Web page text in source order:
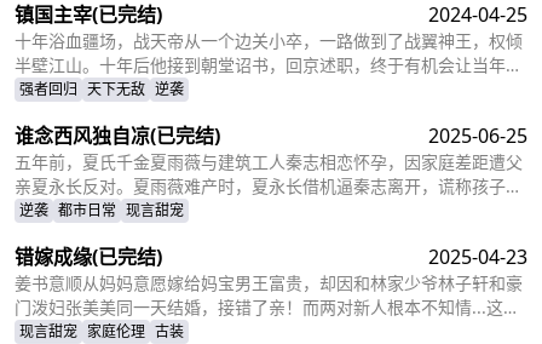
贵，成为人人敬仰的皇后，狠狠打了那些人的脸！
镇国主宰(已完结) 2024-04-25
十年浴血疆场，战天帝从一个边关小卒，一路做到了战翼神王，权倾
半壁江山。十年后他接到朝堂诏书，回京述职，终于有机会让当年害
自己母亲的仇人为之付出代价
强者回归 天下无敌 逆袭
谁念西风独自凉(已完结) 2025-06-25
五年前，夏氏千金夏雨薇与建筑工人秦志相恋怀孕，因家庭差距遭父
亲夏永长反对。夏雨薇难产时，夏永长借机逼秦志离开，谎称孩子夭
折，实则把孩子小蝶交给秦志。秦志工地事故后失智，父女拾荒为
骗。小蝶为救父接近她，她凭借护身符和鸡汤味道发现真相。夏永长
与江正阳阻挠，夏雨薇救下父女，秦志苏醒，一家团圆，夏永长悔
悟，夏雨薇继承家业，与秦志重归于好。
逆袭 都市日常 现言甜宠
错嫁成缘(已完结) 2025-04-23
姜书意顺从妈妈意愿嫁给妈宝男王富贵，却因和林家少爷林子轩和豪
门泼妇张美美同一天结婚，接错了亲！而两对新人根本不知情...这场
洞错房的闹剧会如何收场？
现言甜宠 家庭伦理 古装